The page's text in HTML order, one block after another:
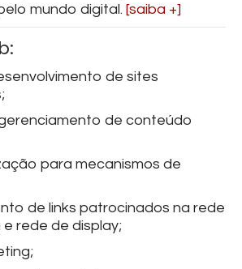
mundo digital. [saiba +]
de sites
de conteúdo
para mecanismos de
de links patrocinados na rede
rede de display;